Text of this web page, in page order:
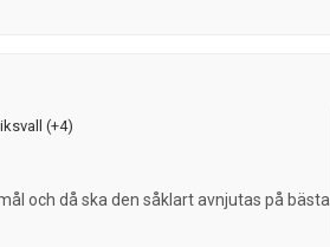
(+4)
och då ska den såklart avnjutas på bästa